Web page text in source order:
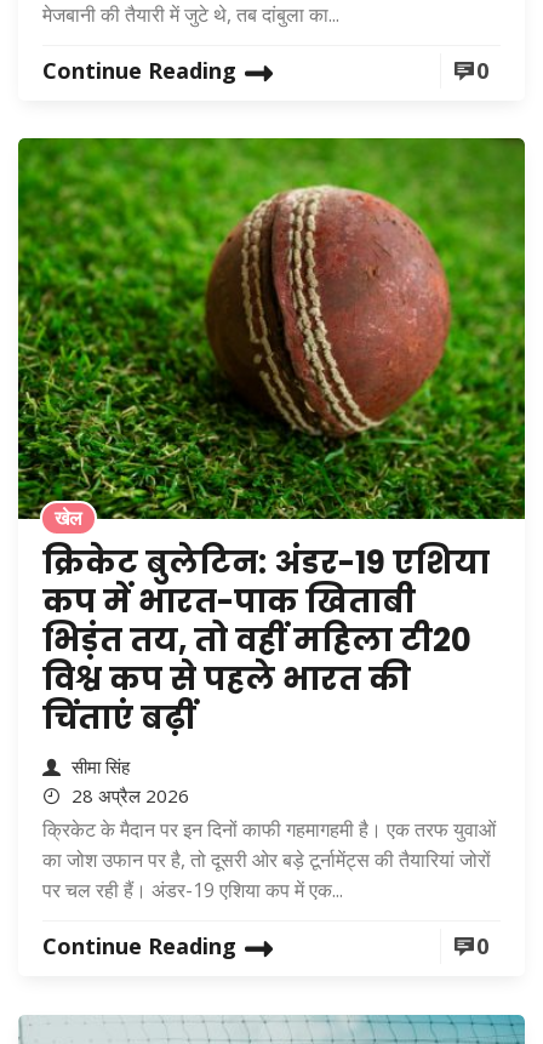
मेजबानी की तैयारी में जुटे थे, तब दांबुला का...
Continue Reading 0
खेल
क्रिकेट बुलेटिन: अंडर-19 एशिया
कप में भारत-पाक खिताबी
भिड़ंत तय, तो वहीं महिला टी20
विश्व कप से पहले भारत की
चिंताएं बढ़ीं
सीमा सिंह
28 अप्रैल 2026
क्रिकेट के मैदान पर इन दिनों काफी गहमागहमी है। एक तरफ युवाओं
का जोश उफान पर है, तो दूसरी ओर बड़े टूर्नामेंट्स की तैयारियां जोरों
पर चल रही हैं। अंडर-19 एशिया कप में एक...
Continue Reading 0